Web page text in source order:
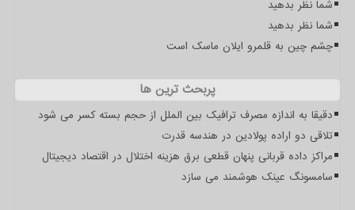
شما نظر بدهید
شما نظر بدهید
چشم چین به قلمرو ایلان ماسک است
پربحث ترین ها
دقیقا به اندازه مصرف ترافیک بین الملل از حجم بسته کسر می شود
تلاقی دو اراده پولادین در هندسه قدرت
مراکز داده قربانی پنهان قطعی برق هزینه اختلال در اقتصاد دیجیتال
سامسونگ عینک هوشمند می سازد